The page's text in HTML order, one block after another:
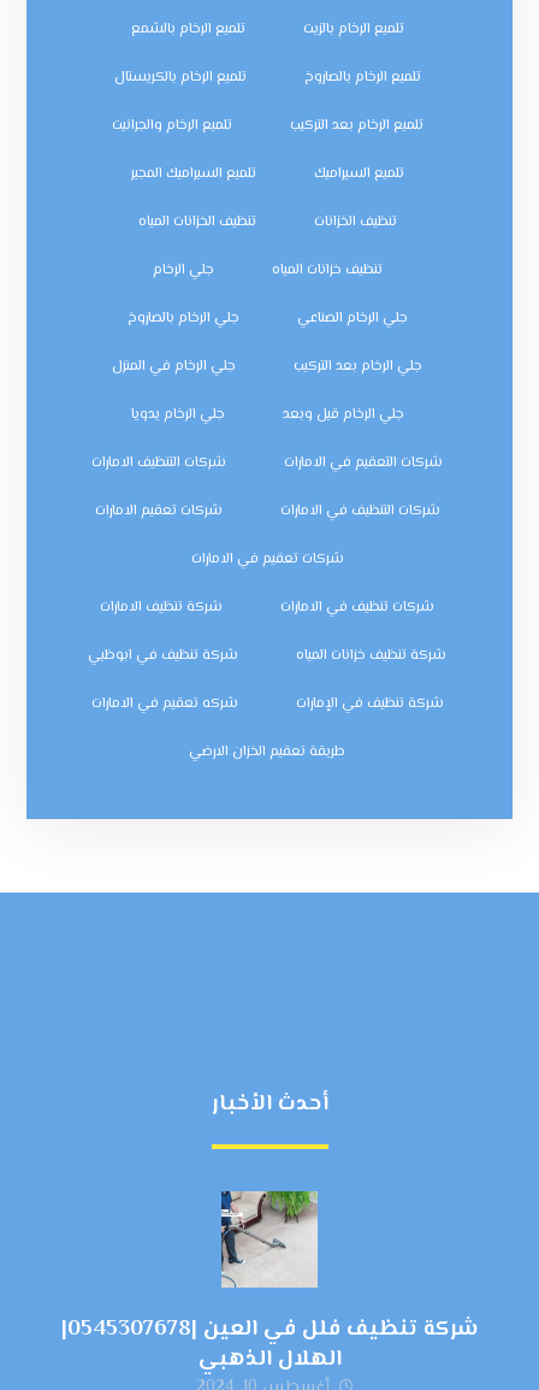
تلميع الرخام بالزيت تلميع الرخام بالشمع
تلميع الرخام بالصاروخ تلميع الرخام بالكريستال
تلميع الرخام بعد التركيب تلميع الرخام والجرانيت
تلميع السيراميك تلميع السيراميك المجير
تنظيف الخزانات تنظيف الخزانات المياه
تنظيف خزانات المياه جلي الرخام
جلي الرخام الصناعي جلي الرخام بالصاروخ
جلي الرخام بعد التركيب جلي الرخام في المنزل
جلي الرخام قبل وبعد جلي الرخام يدويا
شركات التعقيم في الامارات شركات التنظيف الامارات
شركات التنظيف في الامارات شركات تعقيم الامارات
شركات تعقيم في الامارات
شركات تنظيف في الامارات شركة تنظيف الامارات
شركة تنظيف خزانات المياه شركة تنظيف في ابوظبي
شركة تنظيف في الإمارات شركه تعقيم في الامارات
طريقة تعقيم الخزان الارضي
أحدث الأخبار
شركة تنظيف فلل في العين |0545307678|
الهلال الذهبي